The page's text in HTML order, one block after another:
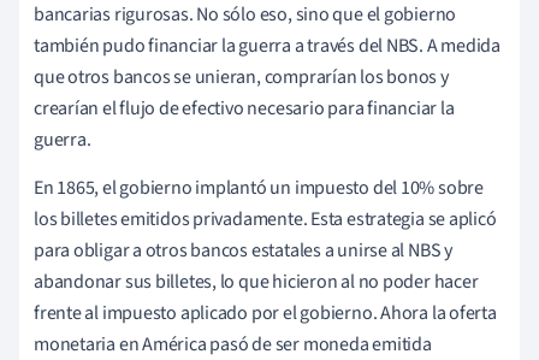
bancarias rigurosas. No sólo eso, sino que el gobierno
también pudo financiar la guerra a través del NBS. A medida
que otros bancos se unieran, comprarían los bonos y
crearían el flujo de efectivo necesario para financiar la
guerra.
En 1865, el gobierno implantó un impuesto del 10% sobre
los billetes emitidos privadamente. Esta estrategia se aplicó
para obligar a otros bancos estatales a unirse al NBS y
abandonar sus billetes, lo que hicieron al no poder hacer
frente al impuesto aplicado por el gobierno. Ahora la oferta
monetaria en América pasó de ser moneda emitida